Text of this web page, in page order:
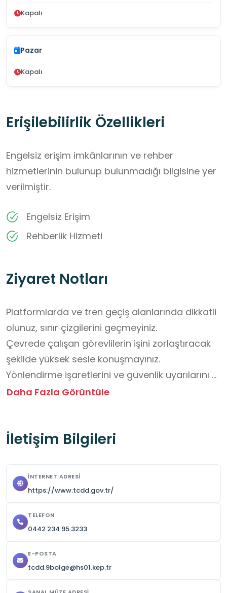
Kapalı
Pazar
Kapalı
Erişilebilirlik Özellikleri
Engelsiz erişim imkânlarının ve rehber
hizmetlerinin bulunup bulunmadığı bilgisine yer
verilmiştir.
Engelsiz Erişim
Rehberlik Hizmeti
Ziyaret Notları
Platformlarda ve tren geçiş alanlarında dikkatli
olunuz, sınır çizgilerini geçmeyiniz.
Çevrede çalışan görevlilerin işini zorlaştıracak
şekilde yüksek sesle konuşmayınız.
Yönlendirme işaretlerini ve güvenlik uyarılarını
okuyun ve uygulayınız.
Öğretmen veya görevli personelin
Daha Fazla Görüntüle
İletişim Bilgileri
İNTERNET ADRESI
https://www.tcdd.gov.tr/
TELEFON
0442 234 95 3233
E-POSTA
tcdd.9bolge@hs01.kep.tr